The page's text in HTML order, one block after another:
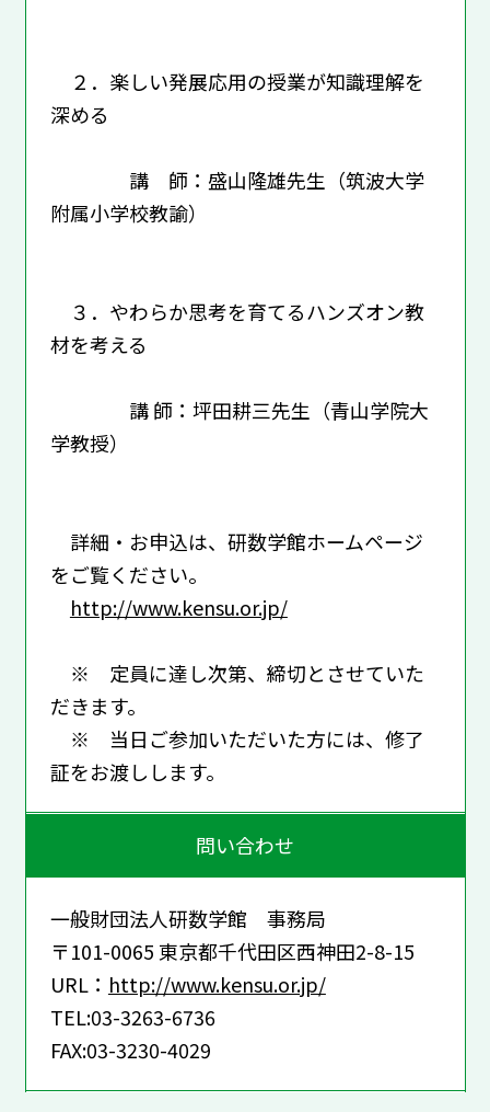
２．楽しい発展応用の授業が知識理解を
深める
講 師：盛山隆雄先生（筑波大学
附属小学校教諭）
３．やわらか思考を育てるハンズオン教
材を考える
講 師：坪田耕三先生（青山学院大
学教授）
詳細・お申込は、研数学館ホームページ
をご覧ください。
http://www.kensu.or.jp/
※ 定員に達し次第、締切とさせていた
だきます。
※ 当日ご参加いただいた方には、修了
証をお渡しします。
問い合わせ
一般財団法人研数学館 事務局
〒101-0065 東京都千代田区西神田2-8-15
URL： http://www.kensu.or.jp/
TEL:03-3263-6736
FAX:03-3230-4029